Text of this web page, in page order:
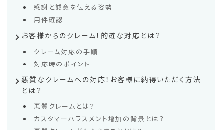
感謝と誠意を伝える姿勢
用件確認
お客様からのクレーム！的確な対応とは？
クレーム対応の手順
対応時のポイント
悪質なクレームへの対応！お客様に納得いただく方法
とは？
悪質クレームとは？
カスタマーハラスメント増加の背景とは？